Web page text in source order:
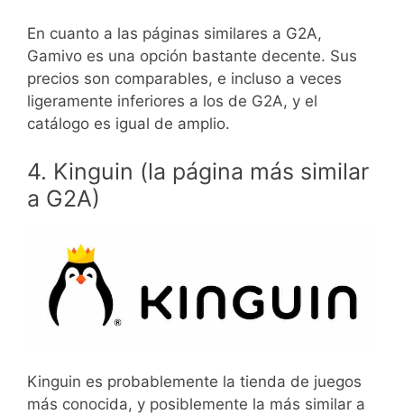
En cuanto a las páginas similares a G2A,
Gamivo es una opción bastante decente. Sus
precios son comparables, e incluso a veces
ligeramente inferiores a los de G2A, y el
catálogo es igual de amplio.
4. Kinguin (la página más similar
a G2A)
Kinguin es probablemente la tienda de juegos
más conocida, y posiblemente la más similar a